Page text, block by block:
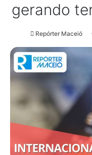
gerando
Repórter Maceió